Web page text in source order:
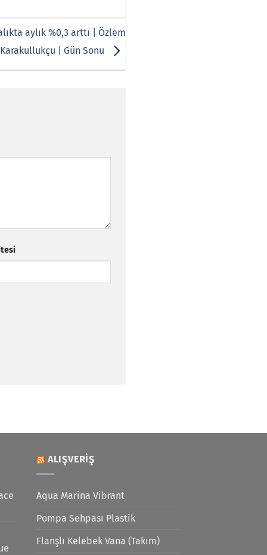
aylık %0,3 arttı | Özlem
Karakullukçu | Gün Sonu
ALIŞVERIŞ
Aqua Marina Vibrant
Pompa Sehpası Plastik
Flanşlı Kelebek Vana (Takım)